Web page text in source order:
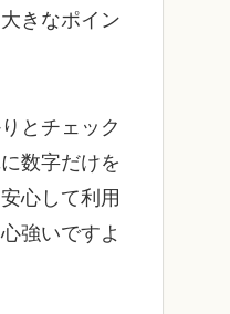
きなポイン
とチェック
数字だけを
心して利用
強いですよ